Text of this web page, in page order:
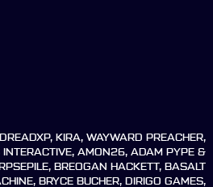
KIRA, WAYWARD PREACHER,
INTERACTIVE, AMON26, ADAM PYPE &
BREOGAN HACKETT, BASALT
BRYCE BUCHER, DIRIGO GAMES,